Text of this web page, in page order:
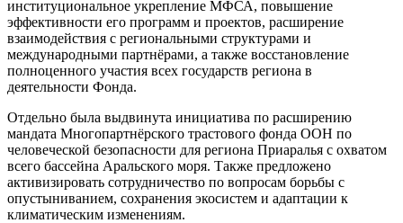
институциональное укрепление МФСА, повышение
эффективности его программ и проектов, расширение
взаимодействия с региональными структурами и
международными партнёрами, а также восстановление
полноценного участия всех государств региона в
деятельности Фонда.
Отдельно была выдвинута инициатива по расширению
мандата Многопартнёрского трастового фонда ООН по
человеческой безопасности для региона Приаралья с охватом
всего бассейна Аральского моря. Также предложено
активизировать сотрудничество по вопросам борьбы с
опустыниванием, сохранения экосистем и адаптации к
климатическим изменениям.